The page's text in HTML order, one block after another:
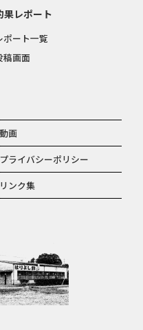
動画
プライバシーポリシー
リンク集
果レポート
ポート一覧
稿画面